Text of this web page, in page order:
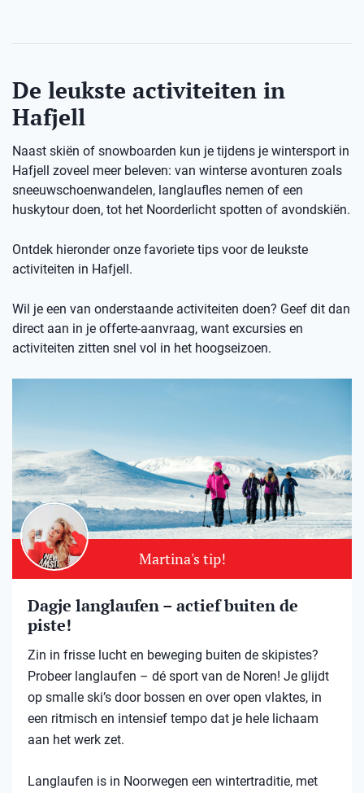
De leukste activiteiten in
Hafjell
Naast skiën of snowboarden kun je tijdens je wintersport in
Hafjell zoveel meer beleven: van winterse avonturen zoals
sneeuwschoenwandelen, langlaufles nemen of een
huskytour doen, tot het Noorderlicht spotten of avondskiën.
Ontdek hieronder onze favoriete tips voor de leukste
activiteiten in Hafjell.
Wil je een van onderstaande activiteiten doen? Geef dit dan
direct aan in je offerte-aanvraag, want excursies en
activiteiten zitten snel vol in het hoogseizoen.
Martina's tip!
Dagje langlaufen – actief buiten de
piste!
Zin in frisse lucht en beweging buiten de skipistes?
Probeer langlaufen – dé sport van de Noren! Je glijdt
op smalle ski’s door bossen en over open vlaktes, in
een ritmisch en intensief tempo dat je hele lichaam
aan het werk zet.
Langlaufen is in Noorwegen een wintertraditie, met